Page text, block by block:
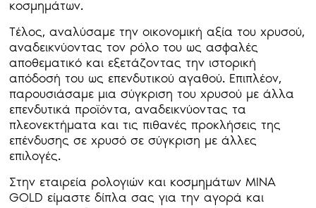
κοσμημάτων.
Τέλος, αναλύσαμε την οικονομική αξία του χρυσού,
αναδεικνύοντας τον ρόλο του ως ασφαλές
αποθεματικό και εξετάζοντας την ιστορική
απόδοσή του ως επενδυτικού αγαθού. Επιπλέον,
παρουσιάσαμε μια σύγκριση του χρυσού με άλλα
επενδυτικά προϊόντα, αναδεικνύοντας τα
πλεονεκτήματα και τις πιθανές προκλήσεις της
επένδυσης σε χρυσό σε σύγκριση με άλλες
επιλογές.
Στην εταιρεία ρολογιών και κοσμημάτων MINA
GOLD είμαστε δίπλα σας για την αγορά και